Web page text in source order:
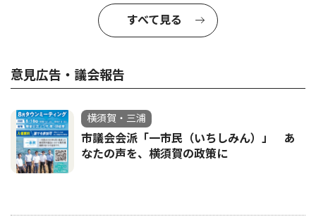
すべて見る
意見広告・議会報告
横須賀・三浦
市議会会派「一市民（いちしみん）」 あ
なたの声を、横須賀の政策に